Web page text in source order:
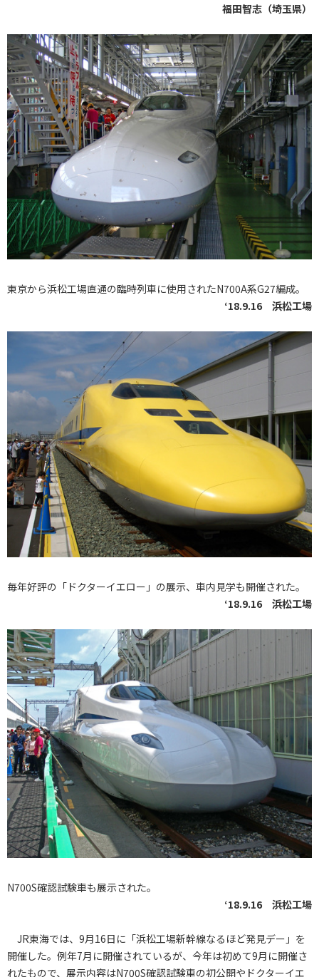
福田智志（埼玉県）
東京から浜松工場直通の臨時列車に使用されたN700A系G27編成。
‘18.9.16 浜松工場
毎年好評の「ドクターイエロー」の展示、車内見学も開催された。
‘18.9.16 浜松工場
N700S確認試験車も展示された。
‘18.9.16 浜松工場
JR東海では、9月16日に「浜松工場新幹線なるほど発見デー」を
開催した。例年7月に開催されているが、今年は初めて9月に開催さ
れたもので、展示内容はN700S確認試験車の初公開やドクターイエ